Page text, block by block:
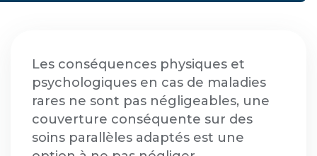
Les conséquences physiques et
psychologiques en cas de maladies
rares ne sont pas négligeables, une
couverture conséquente sur des
soins parallèles adaptés est une